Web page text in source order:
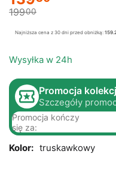
19900
Najniższa cena z 30 dni przed obniżką:
Wysyłka w 24h
Promocja
Szczegóły
Promocja kończy
się za:
Kolor: truskawkowy